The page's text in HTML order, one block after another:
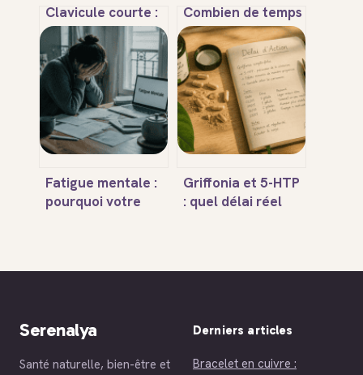
Clavicule courte :
causes, risques,
solutions et quand
s’inquiéter
Combien de temps
pour s’habituer à
optimizette et en
tirer le meilleur
Fatigue mentale :
pourquoi votre
énergie
Griffonia et 5-HTP
: quel délai réel
Serenalya
Santé naturelle, bien-être et
Derniers articles
Bracelet en cuivre :